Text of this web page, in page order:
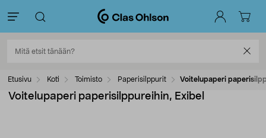
Etusivu Koti Toimisto Paperisilppurit Voitelupaperi
Voitelupaperi paperisilppureihin, Exibel